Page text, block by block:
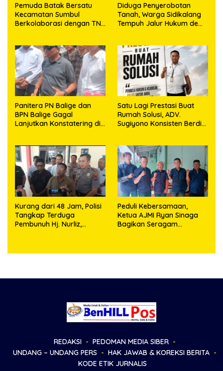
Pemuda Batak Bersatu
Kecamatan Sumbul
Berkolaborasi dengan TNI
023/KS dan HUT Ke-81
Kemerdekaan RI
Diduga Penyerobotan
Tanah, Warga Sidikalang
Tempuh Jalur Hukum demi
Panitera PN Balige dan
BPN Balige Gagal
Lanjutkan Konstatering di
Satu Lagi Prestasi Buat
Rumah Solusi, ADV.
Sugiyono Konsisten Berdiri
Kurang dari 48 Jam, Polisi
Tangkap Terduga
Pembunuh Hj. Nurliz,
Peduli Kebersamaan,
Ketua AJMI Ryan Sinaga
Bagikan Seragam
REDAKSI
PEDOMAN MEDIA SIBER
UNDANG – UNDANG PERS
HAK JAWAB & KOREKSI BERITA
KODE ETIK JURNALIS